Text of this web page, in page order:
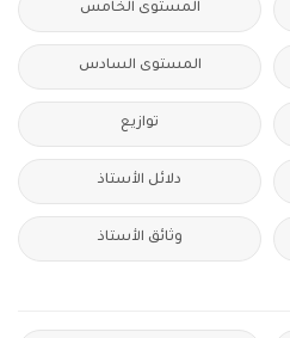
المستوى الخامس
المستوى السادس
توازيع
دلائل الأستاذ
وثائق الأستاذ